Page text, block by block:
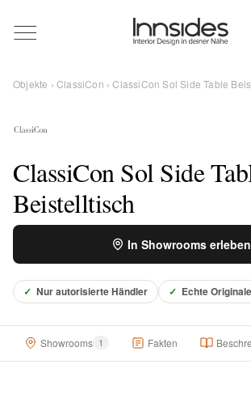
Magazin
Showrooms
Objekte
Über uns
Für Händler
Objekte ›ClassiCon › ClassiCon Sol Side Table
ClassiCon Sol Side
Beistelltisch
In Showrooms erleben
✓ Nur autorisierte Händler ✓ Echte Originale
Showrooms 1 Fakten